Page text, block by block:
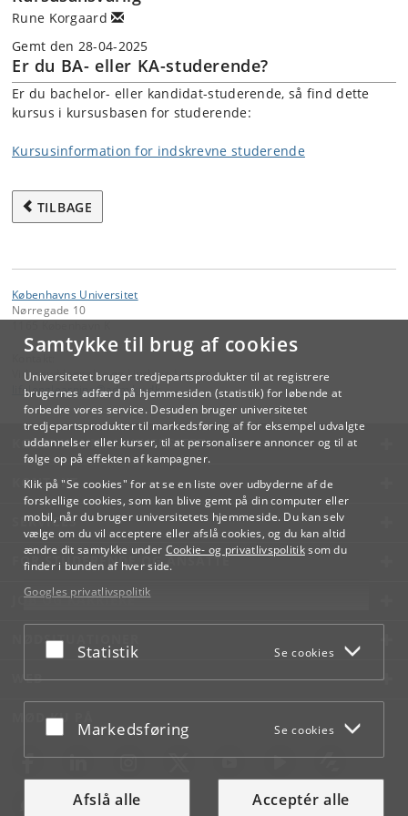
Samtykke til brug af cookies
Universitetet bruger tredjepartsprodukter til at registrere
brugernes adfærd på hjemmesiden (statistik) for løbende at
forbedre vores service. Desuden bruger universitetet
tredjepartsprodukter til markedsføring af for eksempel udvalgte
uddannelser eller kurser, til at personalisere annoncer og til at
følge op på effekten af kampagner.
Klik på "Se cookies" for at se en liste over udbyderne af de
forskellige cookies, som kan blive gemt på din computer eller
mobil, når du bruger universitetets hjemmeside. Du kan selv
vælge om du vil acceptere eller afslå cookies, og du kan altid
ændre dit samtykke under Cookie- og privatlivspolitiksom du
finder i bunden af hver side.
Googles privatlivspolitik
Acceptér eller afslå
Statistik Se cookies
Acceptér eller afslå
Markedsføring Se cookies
Afslå alle Acceptér alle
Rune Korgaard
Gemt den 28-04-2025
Er du BA- eller KA-studerende?
Er du bachelor- eller kandidat-studerende, så find dette
kursus i kursusbasen for studerende:
Kursusinformation for indskrevne studerende
TILBAGE
Københavns Universitet
Nørregade 10
Videreuddannelse og Livslang Læring
lifelonglearning@adm.ku.dk
KØBENHAVNS UNIVERSITET
KONTAKT
SERVICES
FOR STUDERENDE OG ANSATTE
JOB OG KARRIERE
NØDSITUATIONER
WEB
MØD KU PÅ